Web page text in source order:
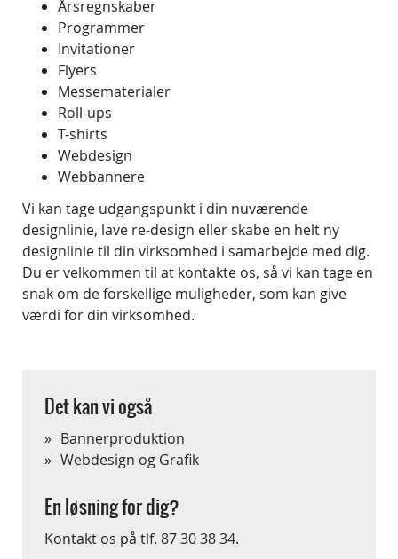
Årsregnskaber
Programmer
Invitationer
Flyers
Messematerialer
Roll-ups
T-shirts
Webdesign
Webbannere
Vi kan tage udgangspunkt i din nuværende
designlinie, lave re-design eller skabe en helt ny
designlinie til din virksomhed i samarbejde med dig.
Du er velkommen til at kontakte os, så vi kan tage en
snak om de forskellige muligheder, som kan give
værdi for din virksomhed.
Det kan vi også
Bannerproduktion
Webdesign og Grafik
En løsning for dig?
Kontakt os på tlf. 87 30 38 34.